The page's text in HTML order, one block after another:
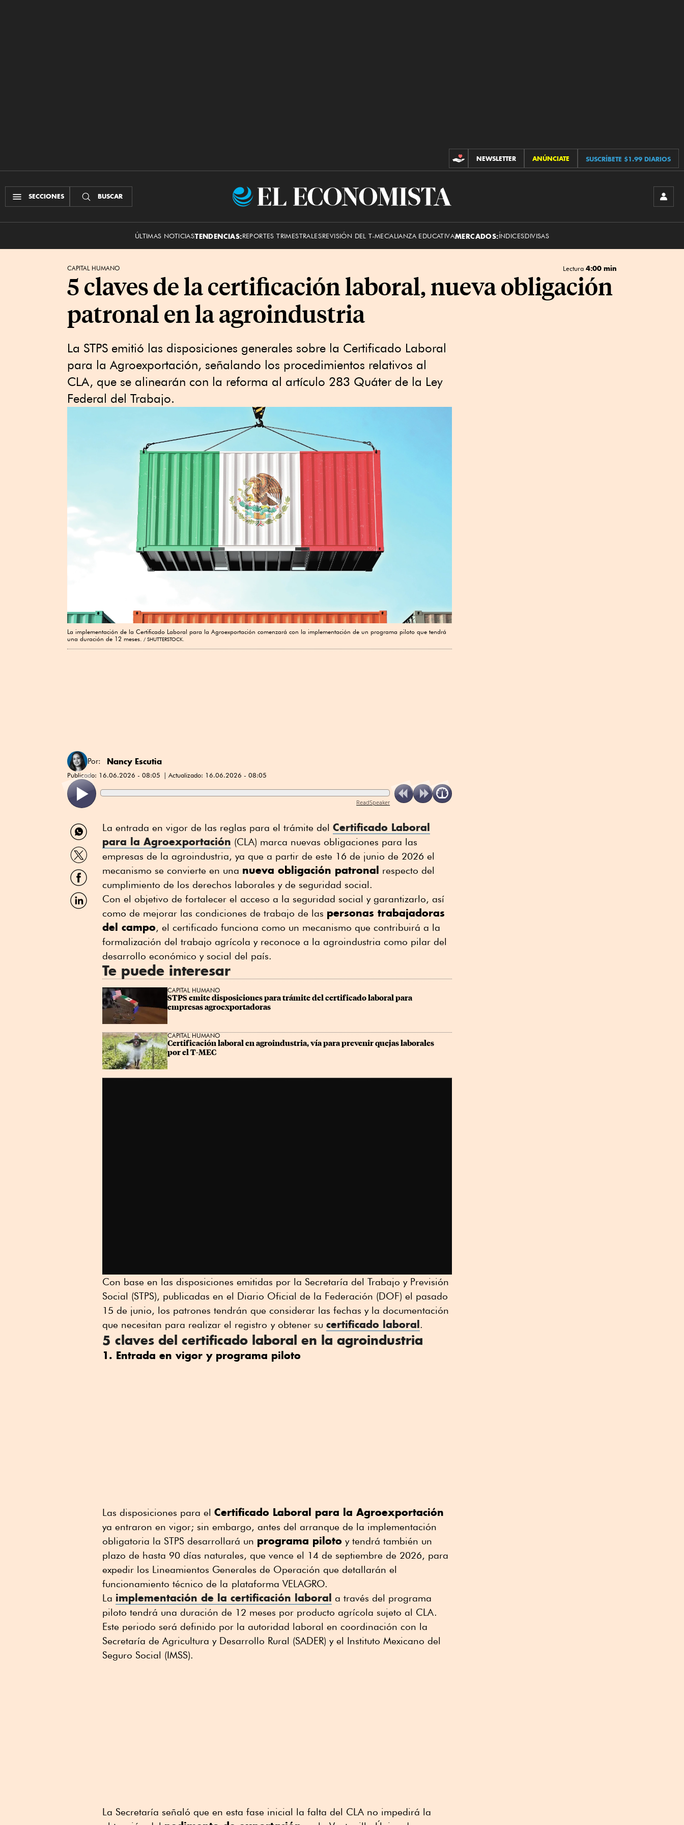
CONTRIBUCIONES
NEWSLETTER ANÚNCIATE SUSCRÍBETE $1.99 DIARIOS
SECCIONES BUSCAR
El
ÚLTIMAS NOTICIASTENDENCIAS:REPORTES TRIMESTRALESREVISIÓN DEL T-MECALIANZA EDUCATIVAMERCADOS:ÍNDICESDIVISAS
CAPITAL HUMANO Lectura 4:00 min
5 claves de la certificación laboral, nueva obligación
patronal en la agroindustria
La STPS emitió las disposiciones generales sobre la Certificado Laboral
para la Agroexportación, señalando los procedimientos relativos al
CLA, que se alinearán con la reforma al artículo 283 Quáter de la Ley
Federal del Trabajo.
La implementación de la Certificado Laboral para la Agroexportación comenzará con la implementación de un programa piloto que tendrá
una duración de 12 meses.
SHUTTERSTOCK.
Por: Nancy Escutia
Publicado: 16.06.2026 - 08:05 Actualizado: 16.06.2026 - 08:05
ReadSpeaker
Compartir
por
WhatsApp
Compartir
por
Twitter
Compartir
por
Facebook
Compartir
por
La entrada en vigor de las reglas para el trámite del Certificado Laboral
para la Agroexportación (CLA) marca nuevas obligaciones para las
empresas de la agroindustria, ya que a partir de este 16 de junio de 2026 el
mecanismo se convierte en una nueva obligación patronal respecto del
cumplimiento de los derechos laborales y de seguridad social.
Con el objetivo de fortalecer el acceso a la seguridad social y garantizarlo, así
como de mejorar las condiciones de trabajo de las personas trabajadoras
del campo, el certificado funciona como un mecanismo que contribuirá a la
formalización del trabajo agrícola y reconoce a la agroindustria como pilar del
desarrollo económico y social del país.
Te puede interesar
CAPITAL HUMANO
STPS emite disposiciones para trámite del certificado laboral para
empresas agroexportadoras
CAPITAL HUMANO
Certificación laboral en agroindustria, vía para prevenir quejas laborales
por el T-MEC
Con base en las disposiciones emitidas por la Secretaría del Trabajo y Previsión
Social (STPS), publicadas en el Diario Oficial de la Federación (DOF) el pasado
15 de junio, los patrones tendrán que considerar las fechas y la documentación
que necesitan para realizar el registro y obtener su certificado laboral .
5 claves del certificado laboral en la agroindustria
1. Entrada en vigor y programa piloto
Las disposiciones para el Certificado Laboral para la Agroexportación
ya entraron en vigor; sin embargo, antes del arranque de la implementación
obligatoria la STPS desarrollará un programa piloto y tendrá también un
plazo de hasta 90 días naturales, que vence el 14 de septiembre de 2026, para
expedir los Lineamientos Generales de Operación que detallarán el
funcionamiento técnico de la plataforma VELAGRO.
La implementación de la certificación laboral a través del programa
piloto tendrá una duración de 12 meses por producto agrícola sujeto al CLA.
Este periodo será definido por la autoridad laboral en coordinación con la
Secretaría de Agricultura y Desarrollo Rural (SADER) y el Instituto Mexicano del
Seguro Social (IMSS).
La Secretaría señaló que en esta fase inicial la falta del CLA no impedirá la